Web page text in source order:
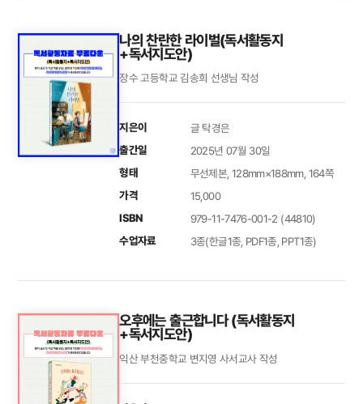
나의 찬란한 라이벌(독서활동지
+독서지도안)
장수 고등학교 김송희 선생님 작성
지은이 글 탁경은
출간일 2025년 07월 30일
형태 무선제본, 128mm×188mm, 164쪽
가격 15,000
ISBN 979-11-7476-001-2 (44810)
수업자료 3종(한글1종, PDF1종, PPT1종)
오후에는 출근합니다 (독서활동지
+독서지도안)
익산 부천중학교 변지영 사서교사 작성